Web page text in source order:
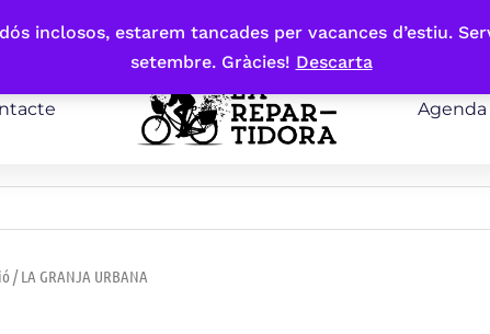
inclosos, estarem tancades per vacances d’estiu.
setembre. Gràcies! Descarta
Agenda
/ LA GRANJA URBANA